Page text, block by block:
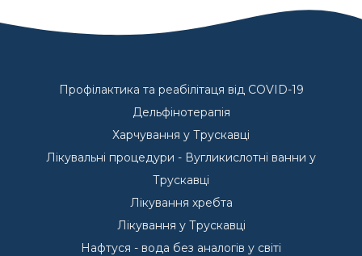
Профілактика та реабілітаця від COVID-19
Дельфінотерапія
Харчування у Трускавці
Лікувальні процедури - Вугликислотні ванни у
Трускавці
Лікування хребта
Лікування у Трускавці
Нафтуся - вода без аналогів у світі